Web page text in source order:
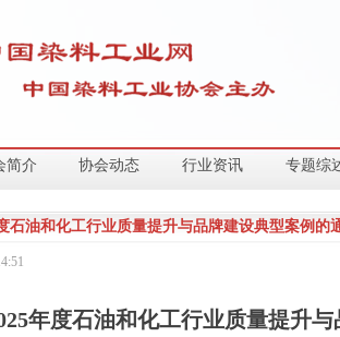
简介 协会动态 行业资讯 专题综
石油和化工行业质量提升与品牌建设典型案例的
年度石油和化工行业质量提升